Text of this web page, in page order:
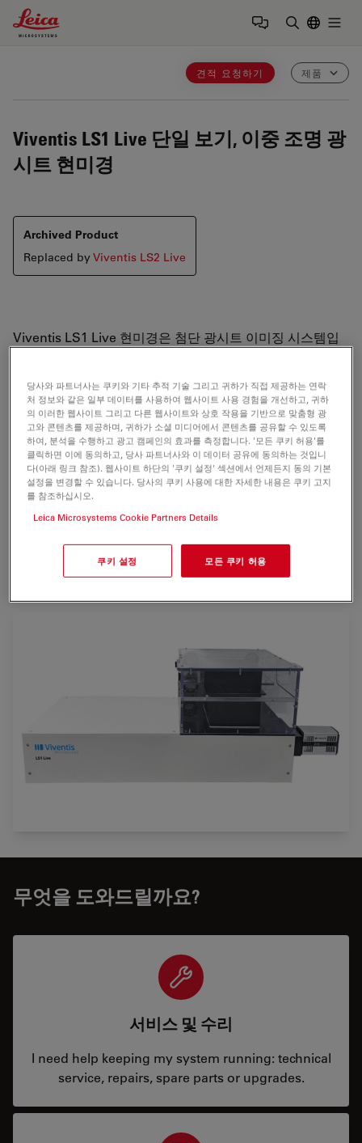
Leica Microsystems Logo
견적 요청하기 제품
Viventis LS1 Live 단일 보기, 이중 조명 광
시트 현미경
Archived Product
Replaced byViventis LS2 Live
Viventis LS1 Live 현미경은 첨단 광시트 이미징 시스템입
상도 라이브 이미징이 가능합니다. 상부 개방형 설계 덕분에
타임랩스 실험 중에도 배지를 변경할 수 있을 뿐만 아니라
시료를 간편하게 장착할 수 있습니다. 다중 위치 이미징 기
능 및 각 위치의 독립적인 이미징 파라미터는 뛰어난 유연성
을 제공합니다. 연구원의 과학적 노력에 걸맞은 귀중한 통찰
력을 제공하는 LS1 Live는 광시트 현미경 분야에 이바지하
고 있습니다.
Viventis는 이제 라이카 마이크로시스템즈의 브랜드입니다. 라이카
무엇을 도와드릴까요?
서비스 및 수리
I need help keeping my system running: technical
service, repairs, spare parts or upgrades.
당사와 파트너사는 쿠키와 기타 추적 기술 그리고 귀하가 직접 제공하는 연락
처 정보와 같은 일부 데이터를 사용하여 웹사이트 사용 경험을 개선하고, 귀하
의 이러한 웹사이트 그리고 다른 웹사이트와 상호 작용을 기반으로 맞춤형 광
고와 콘텐츠를 제공하며, 귀하가 소셜 미디어에서 콘텐츠를 공유할 수 있도록
하여, 분석을 수행하고 광고 캠페인의 효과를 측정합니다. '모든 쿠키 허용'를
클릭하면 이에 동의하고, 당사 파트너사와 이 데이터 공유에 동의하는 것입니
다(아래 링크 참조). 웹사이트 하단의 '쿠키 설정' 섹션에서 언제든지 동의 기본
설정을 변경할 수 있습니다. 당사의 쿠키 사용에 대한 자세한 내용은 쿠키 고지
를 참조하십시오.
Leica Microsystems Cookie Partners Details
쿠키 설정 모든 쿠키 허용